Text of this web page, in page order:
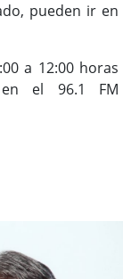
pueden ir en
a 12:00 horas
el 96.1 FM